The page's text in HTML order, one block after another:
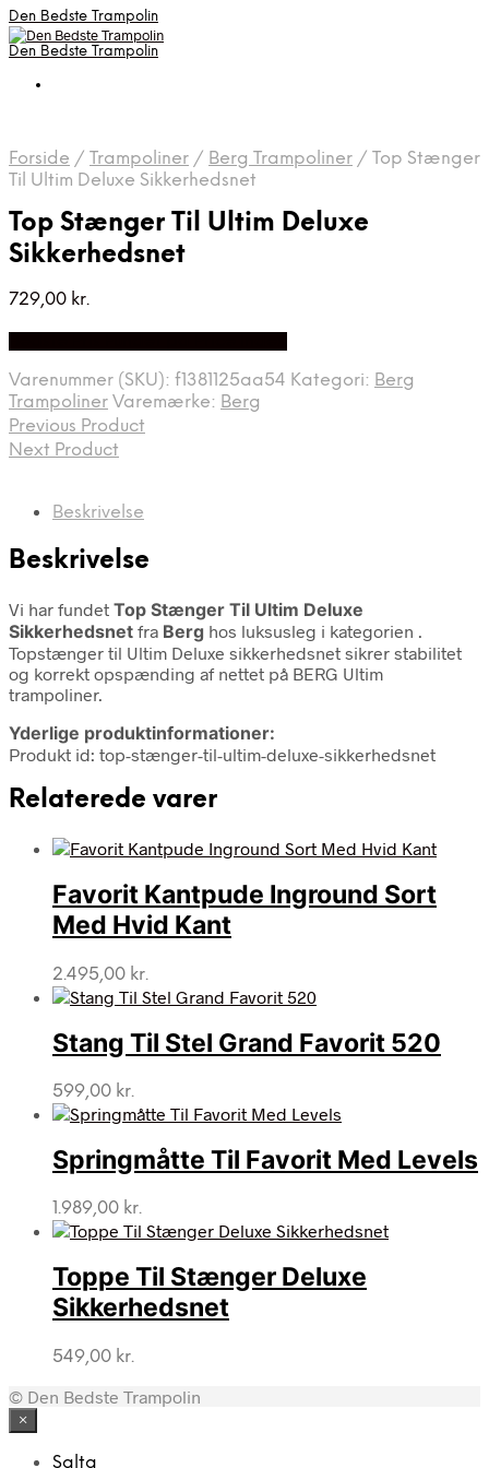
Den Bedste Trampolin
Den Bedste Trampolin
Forside / Trampoliner / Berg Trampoliner / Top Stænger
Til Ultim Deluxe Sikkerhedsnet
Top Stænger Til Ultim Deluxe
Sikkerhedsnet
729,00 kr.
Varenummer (SKU): f1381125aa54 Kategori: Berg
Trampoliner Varemærke: Berg
Previous Product
Next Product
Beskrivelse
Beskrivelse
Vi har fundet Top Stænger Til Ultim Deluxe
Sikkerhedsnet fra Berg hos luksusleg i kategorien .
Topstænger til Ultim Deluxe sikkerhedsnet sikrer stabilitet
og korrekt opspænding af nettet på BERG Ultim
trampoliner.
Yderlige produktinformationer:
Produkt id: top-stænger-til-ultim-deluxe-sikkerhedsnet
Relaterede varer
Favorit Kantpude Inground Sort
Med Hvid Kant
2.495,00 kr.
Stang Til Stel Grand Favorit 520
599,00 kr.
Springmåtte Til Favorit Med Levels
1.989,00 kr.
Toppe Til Stænger Deluxe
Sikkerhedsnet
549,00 kr.
© Den Bedste Trampolin
×
Salta